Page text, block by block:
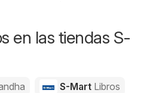
en las tiendas S-
S-Mart Libros